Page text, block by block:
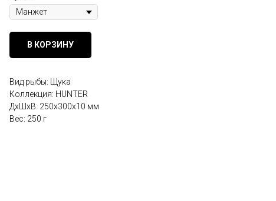
В КОРЗИНУ
Вид рыбы: Щука
Коллекция: HUNTER
ДxШxВ: 250x300x10 мм
Вес: 250 г